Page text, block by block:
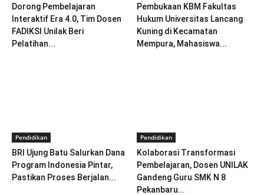
Dorong Pembelajaran
Interaktif Era 4.0, Tim Dosen
FADIKSI Unilak Beri
Pelatihan...
Pembukaan KBM Fakultas
Hukum Universitas Lancang
Kuning di Kecamatan
Mempura, Mahasiswa...
Pendidikan
BRI Ujung Batu Salurkan Dana
Program Indonesia Pintar,
Pastikan Proses Berjalan...
Pendidikan
Kolaborasi Transformasi
Pembelajaran, Dosen UNILAK
Gandeng Guru SMK N 8
Pekanbaru...